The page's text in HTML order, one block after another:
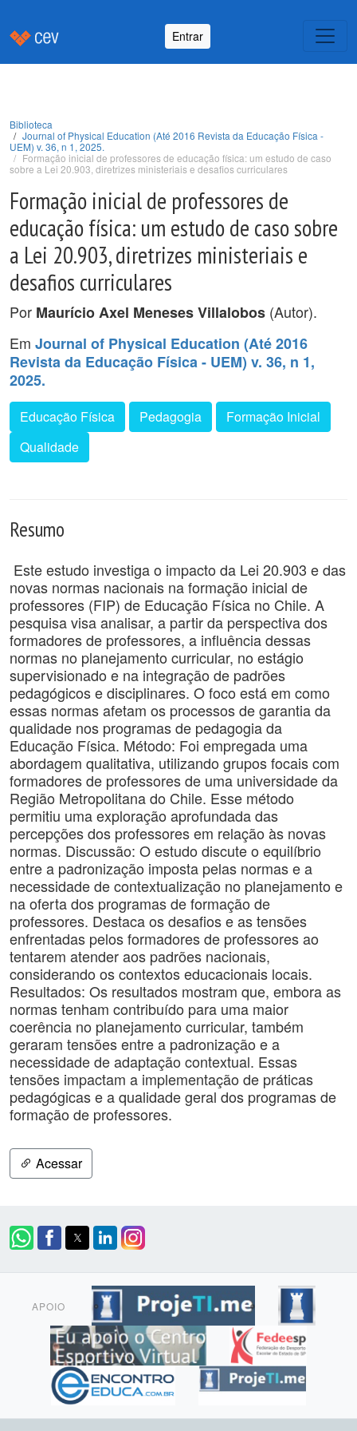
Entrar
Biblioteca
Journal of Physical Education (Até 2016 Revista da Educação Física -
UEM) v. 36, n 1, 2025.
Formação inicial de professores de educação física: um estudo de caso
sobre a Lei 20.903, diretrizes ministeriais e desafios curriculares
Formação inicial de professores de
educação física: um estudo de caso sobre
a Lei 20.903, diretrizes ministeriais e
desafios curriculares
Por Maurício Axel Meneses Villalobos (Autor).
Em Journal of Physical Education (Até 2016
Revista da Educação Física - UEM) v. 36, n 1,
2025.
Educação Física Pedagogia
Formação Inicial
Qualidade
Resumo
Este estudo investiga o impacto da Lei 20.903 e das
novas normas nacionais na formação inicial de
professores (FIP) de Educação Física no Chile. A
pesquisa visa analisar, a partir da perspectiva dos
formadores de professores, a influência dessas
normas no planejamento curricular, no estágio
supervisionado e na integração de padrões
pedagógicos e disciplinares. O foco está em como
essas normas afetam os processos de garantia da
qualidade nos programas de pedagogia da
Educação Física. Método: Foi empregada uma
abordagem qualitativa, utilizando grupos focais com
formadores de professores de uma universidade da
Região Metropolitana do Chile. Esse método
permitiu uma exploração aprofundada das
percepções dos professores em relação às novas
normas. Discussão: O estudo discute o equilíbrio
entre a padronização imposta pelas normas e a
necessidade de contextualização no planejamento e
na oferta dos programas de formação de
professores. Destaca os desafios e as tensões
enfrentadas pelos formadores de professores ao
tentarem atender aos padrões nacionais,
considerando os contextos educacionais locais.
Resultados: Os resultados mostram que, embora as
normas tenham contribuído para uma maior
coerência no planejamento curricular, também
geraram tensões entre a padronização e a
necessidade de adaptação contextual. Essas
tensões impactam a implementação de práticas
pedagógicas e a qualidade geral dos programas de
formação de professores.
Acessar
APOIO